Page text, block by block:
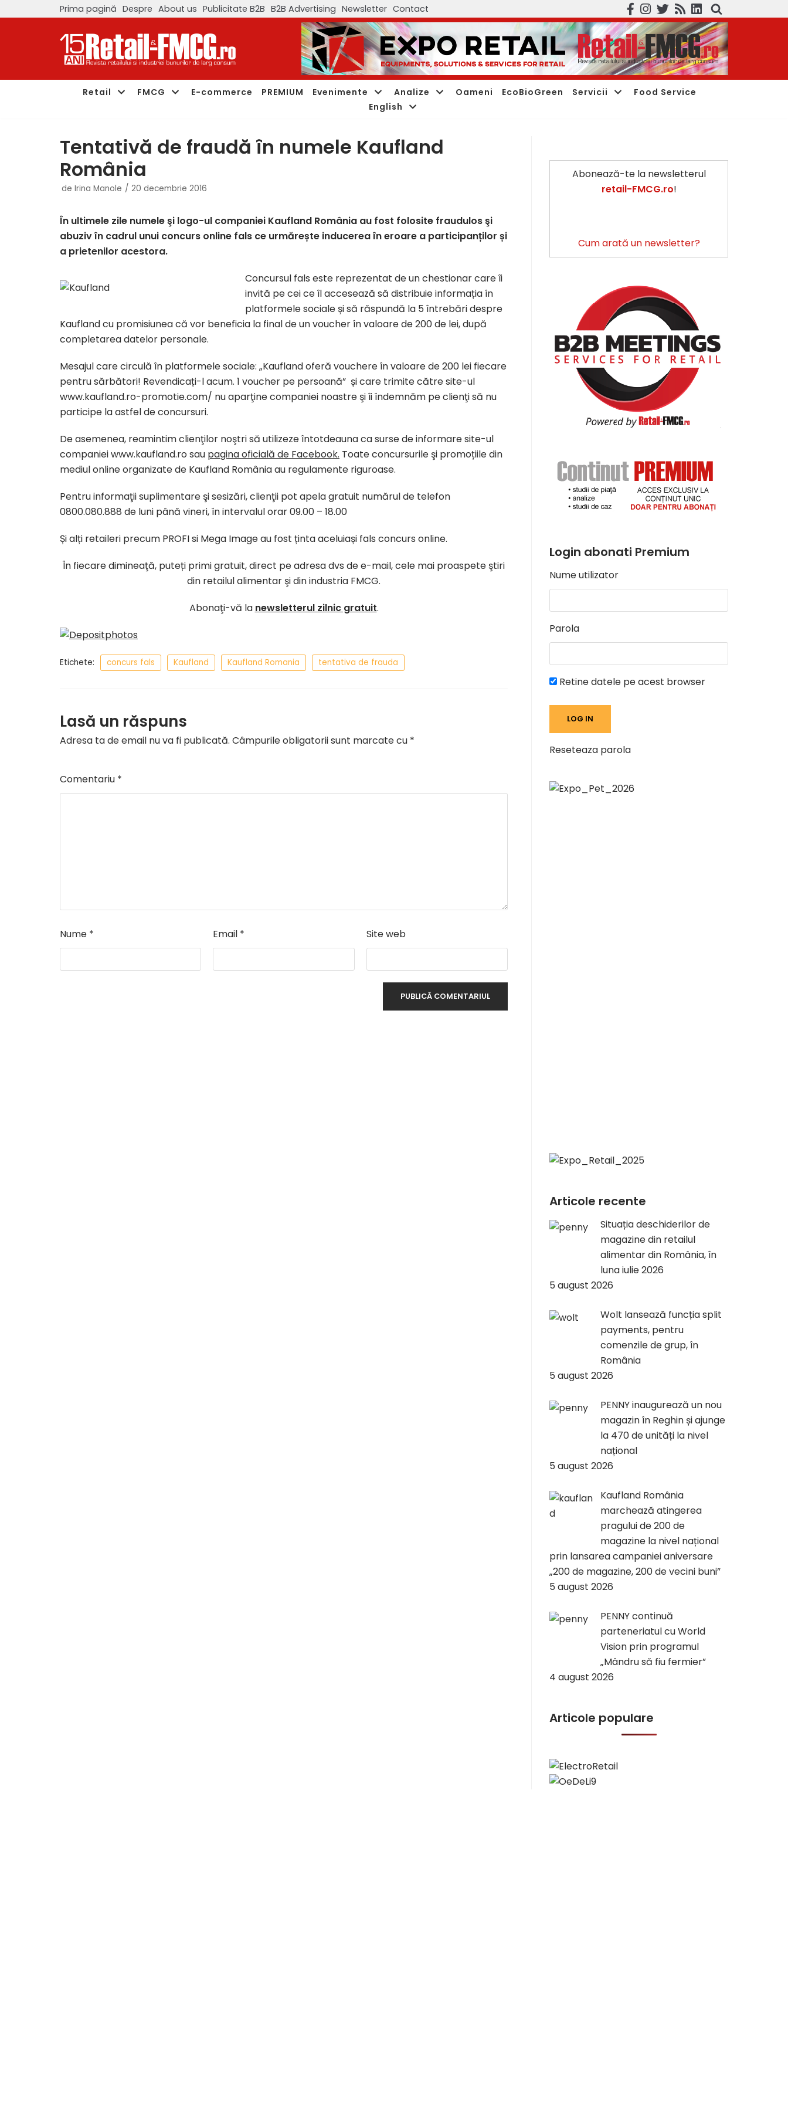
Prima pagină Despre About us Publicitate B2B B2B Advertising Newsletter Contact
Retail FMCG E-commerce PREMIUM Evenimente Analize Oameni EcoBioGreen Servicii
Food Service
English
Tentativă de fraudă în numele Kaufland
România
de Irina Manole 20 decembrie 2016
În ultimele zile numele şi logo-ul companiei Kaufland România au fost folosite fraudulos şi
abuziv în cadrul unui concurs online fals ce urmărește inducerea în eroare a participanților și
a prietenilor acestora.
Concursul fals este reprezentat de un chestionar care îi
invită pe cei ce îl accesează să distribuie informația în
platformele sociale și să răspundă la 5 întrebări despre
Kaufland cu promisiunea că vor beneficia la final de un voucher în valoare de 200 de lei, după
completarea datelor personale.
Mesajul care circulă în platformele sociale: „Kaufland oferă vouchere în valoare de 200 lei fiecare
pentru sărbători! Revendicați-l acum. 1 voucher pe persoană” și care trimite către site-ul
www.kaufland.ro-promotie.com/ nu aparţine companiei noastre şi îi îndemnăm pe clienţi să nu
participe la astfel de concursuri.
De asemenea, reamintim clienţilor noştri să utilizeze întotdeauna ca surse de informare site-ul
companiei www.kaufland.ro sau pagina oficială de Facebook. Toate concursurile şi promoțiile din
mediul online organizate de Kaufland România au regulamente riguroase.
Pentru informaţii suplimentare şi sesizări, clienţii pot apela gratuit numărul de telefon
0800.080.888 de luni până vineri, în intervalul orar 09.00 – 18.00
Și alți retaileri precum PROFI si Mega Image au fost ținta aceluiași fals concurs online.
În fiecare dimineaţă, puteți primi gratuit, direct pe adresa dvs de e-mail, cele mai proaspete ştiri
din retailul alimentar şi din industria FMCG.
Abonaţi-vă la newsletterul zilnic gratuit.
Etichete: concurs fals Kaufland Kaufland Romania tentativa de frauda
Lasă un răspuns
Adresa ta de email nu va fi publicată. Câmpurile obligatorii sunt marcate cu *
Comentariu *
Nume * Email * Site web
Abonează-te la newsletterul
retail-FMCG.ro!
Cum arată un newsletter?
Login abonati Premium
Nume utilizator
Parola
Retine datele pe acest browser
Reseteaza parola
Articole recente
Situația deschiderilor de
magazine din retailul
alimentar din România, în
luna iulie 2026
5 august 2026
Wolt lansează funcția split
payments, pentru
comenzile de grup, în
România
5 august 2026
PENNY inaugurează un nou
magazin în Reghin și ajunge
la 470 de unități la nivel
național
5 august 2026
Kaufland România
marchează atingerea
pragului de 200 de
magazine la nivel național
prin lansarea campaniei aniversare
„200 de magazine, 200 de vecini buni”
5 august 2026
PENNY continuă
parteneriatul cu World
Vision prin programul
„Mândru să fiu fermier”
4 august 2026
Articole populare